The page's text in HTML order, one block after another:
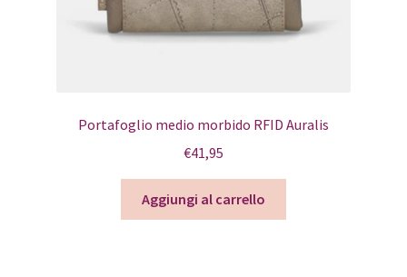
Portafoglio medio morbido RFID Auralis
€41,95
Aggiungi al carrello